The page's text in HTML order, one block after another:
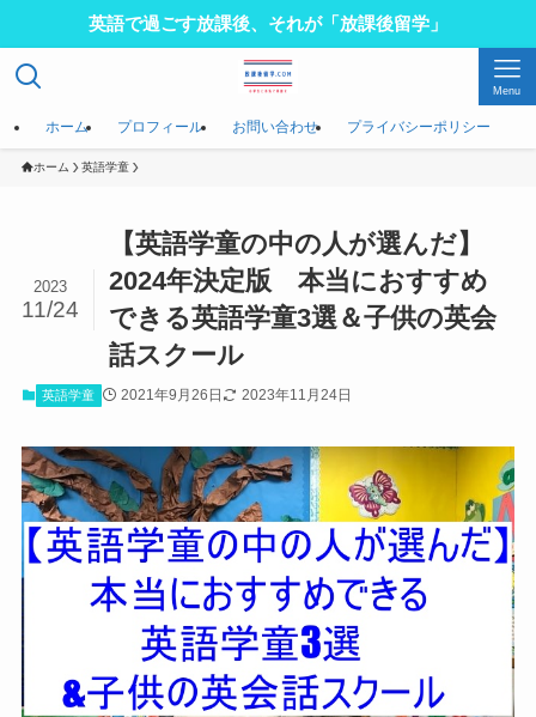
英語で過ごす放課後、それが「放課後留学」
Menu
ホーム プロフィール お問い合わせ プライバシーポリシー
ホーム 英語学童
【英語学童の中の人が選んだ】
2024年決定版 本当におすすめ
できる英語学童3選＆子供の英会
話スクール
2023
11/24
英語学童 2021年9月26日 2023年11月24日